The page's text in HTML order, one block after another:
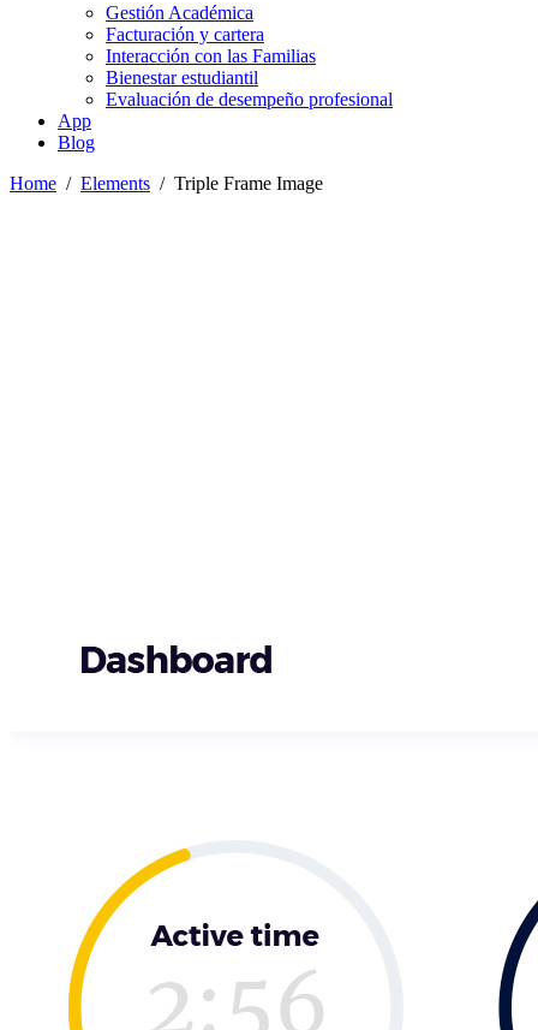
Gestión Académica
Facturación y cartera
Interacción con las Familias
Bienestar estudiantil
Evaluación de desempeño profesional
App
Blog
Home / Elements / Triple Frame Image